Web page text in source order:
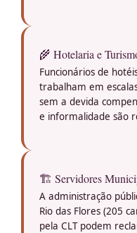
🌾 Hotelaria e
Funcionários de
trabalham em
sem a devida
e informalidade são
🏗️ Servidores
A administração
Rio das Flores (205
pela CLT podem